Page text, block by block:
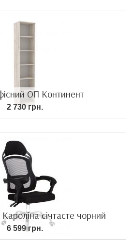
ОП Континент
2 730 грн.
січтасте чорний
6 599 грн.